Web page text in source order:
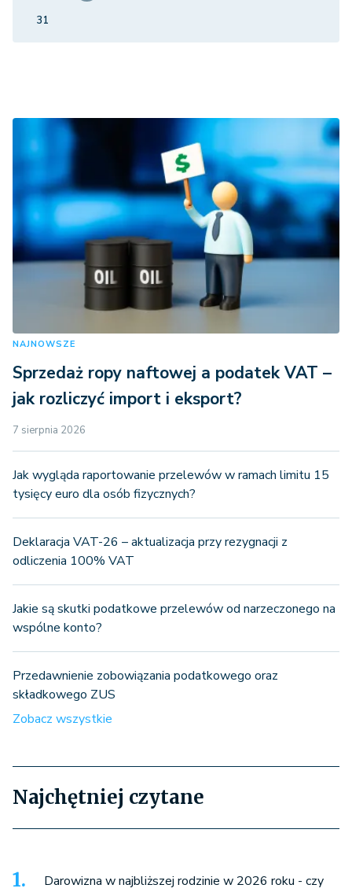
31
NAJNOWSZE
Sprzedaż ropy naftowej a podatek VAT –
jak rozliczyć import i eksport?
7 sierpnia 2026
Jak wygląda raportowanie przelewów w ramach limitu 15
tysięcy euro dla osób fizycznych?
Deklaracja VAT-26 – aktualizacja przy rezygnacji z
odliczenia 100% VAT
Jakie są skutki podatkowe przelewów od narzeczonego na
wspólne konto?
Przedawnienie zobowiązania podatkowego oraz
składkowego ZUS
Zobacz wszystkie
Najchętniej czytane
Darowizna w najbliższej rodzinie w 2026 roku - czy